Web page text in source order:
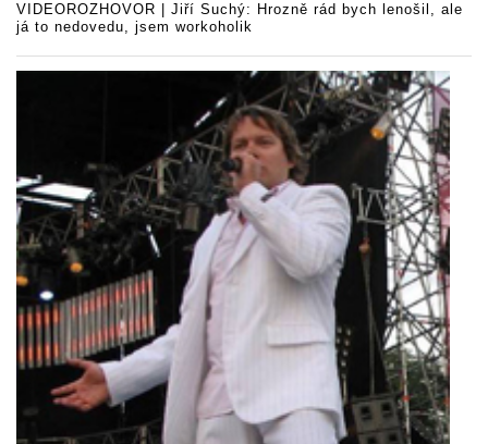
VIDEOROZHOVOR | Jiří Suchý: Hrozně rád bych lenošil, ale
já to nedovedu, jsem workoholik